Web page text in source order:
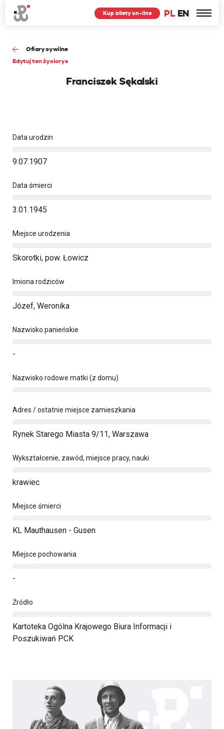
PL EN
Kup bilety on-line
Ofiary cywilne
Edytuj ten życiorys
Franciszek Sękalski
Data urodzin
9.07.1907
Data śmierci
3.01.1945
Miejsce urodzenia
Skorotki, pow. Łowicz
Imiona rodziców
Józef, Weronika
Nazwisko panieńskie
-
Nazwisko rodowe matki (z domu)
Adres / ostatnie miejsce zamieszkania
Rynek Starego Miasta 9/11, Warszawa
Wykształcenie, zawód, miejsce pracy, nauki
krawiec
Miejsce śmierci
KL Mauthausen - Gusen
Miejsce pochowania
-
Źródło
Kartoteka Ogólna Krajowego Biura Informacji i
Poszukiwań PCK